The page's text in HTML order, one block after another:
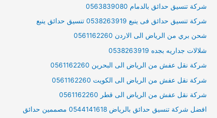
شركة تنسيق حدائق بالدمام 0563839080
شركة تنسيق حدائق فى ينبع 0538263919 تنسيق حدائق ينبع
شحن بري من الرياض الى الاردن 0561162260
شلالات جداريه بجده 0538263919
شركة نقل عفش من الرياض الى البحرين 0561162260
شركة نقل عفش من الرياض الى الكويت 0561162260
شركة نقل عفش من الرياض الى قطر 0561162260
افضل شركة تنسيق حدائق بالرياض 0544141618 مصممين حدائق